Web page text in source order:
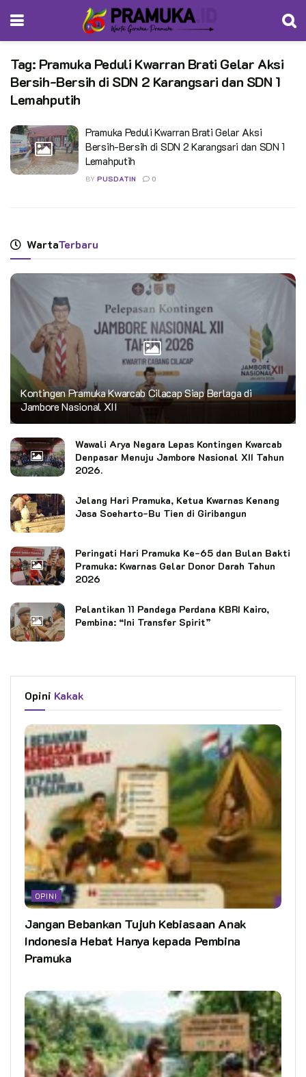
Tag: Pramuka Peduli Kwarran Brati Gelar Aksi
Bersih-Bersih di SDN 2 Karangsari dan SDN 1
Lemahputih
Pramuka Peduli Kwarran Brati Gelar Aksi
Bersih-Bersih di SDN 2 Karangsari dan SDN 1
Lemahputih
BY PUSDATIN 0
WartaTerbaru
Kontingen Pramuka Kwarcab Cilacap Siap Berlaga di
Jambore Nasional XII
Wawali Arya Negara Lepas Kontingen Kwarcab
Denpasar Menuju Jambore Nasional XII Tahun
2026.
Jelang Hari Pramuka, Ketua Kwarnas Kenang
Jasa Soeharto-Bu Tien di Giribangun
Peringati Hari Pramuka Ke-65 dan Bulan Bakti
Pramuka: Kwarnas Gelar Donor Darah Tahun
2026
Pelantikan 11 Pandega Perdana KBRI Kairo,
Pembina: “Ini Transfer Spirit”
Opini Kakak
OPINI
Jangan Bebankan Tujuh Kebiasaan Anak
Indonesia Hebat Hanya kepada Pembina
Pramuka